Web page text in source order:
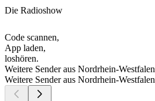
Die Radioshow
Code scannen,
App laden,
loshören.
Weitere Sender aus Nordrhein-Westfalen
Weitere Sender aus Nordrhein-Westfalen